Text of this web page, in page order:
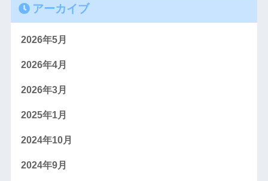
アーカイブ
2026年5月
2026年4月
2026年3月
2025年1月
2024年10月
2024年9月